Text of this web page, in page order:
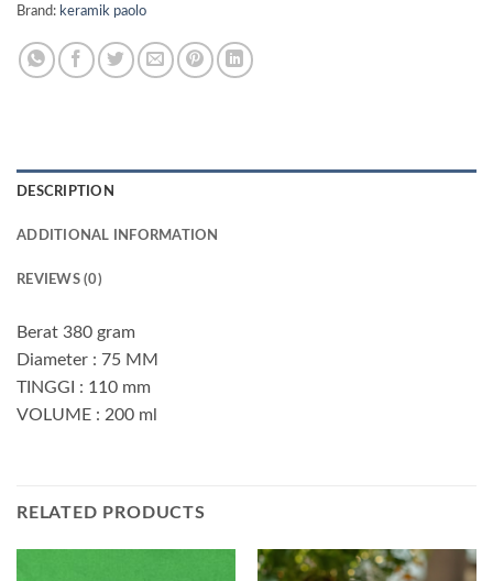
Brand: keramik paolo
DESCRIPTION
ADDITIONAL INFORMATION
REVIEWS (0)
Berat 380 gram
Diameter : 75 MM
TINGGI : 110 mm
VOLUME : 200 ml
RELATED PRODUCTS